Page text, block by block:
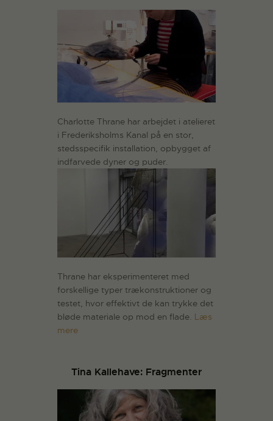
Charlotte Thrane har arbejdet i atelieret
i Frederiksholms Kanal på en stor,
stedsspecifik installation, opbygget af
indfarvede dyner og puder.
Thrane har eksperimenteret med
forskellige typer trækonstruktioner og
testet, hvor effektivt de kan trykke det
bløde materiale op mod en flade. Læs
mere
Tina Kallehave: Fragmenter